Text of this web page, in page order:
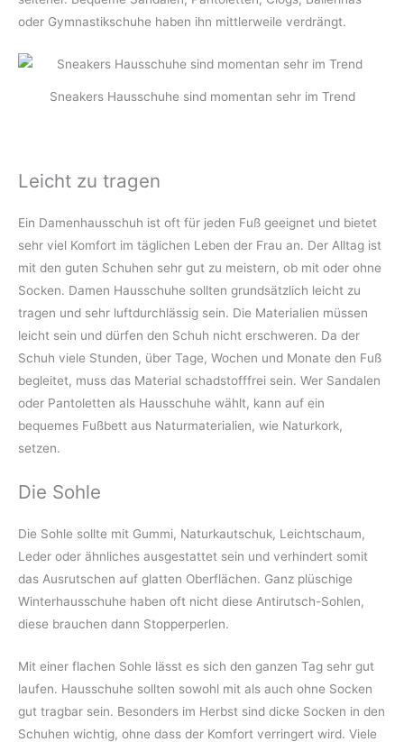
oder Gymnastikschuhe haben ihn mittlerweile verdrängt.
Sneakers Hausschuhe sind momentan sehr im Trend
Leicht zu tragen
Ein Damenhausschuh ist oft für jeden Fuß geeignet und bietet
sehr viel Komfort im täglichen Leben der Frau an. Der Alltag ist
mit den guten Schuhen sehr gut zu meistern, ob mit oder ohne
Socken. Damen Hausschuhe sollten grundsätzlich leicht zu
tragen und sehr luftdurchlässig sein. Die Materialien müssen
leicht sein und dürfen den Schuh nicht erschweren. Da der
Schuh viele Stunden, über Tage, Wochen und Monate den Fuß
begleitet, muss das Material schadstofffrei sein. Wer Sandalen
oder Pantoletten als Hausschuhe wählt, kann auf ein
bequemes Fußbett aus Naturmaterialien, wie Naturkork,
setzen.
Die Sohle
Die Sohle sollte mit Gummi, Naturkautschuk, Leichtschaum,
Leder oder ähnliches ausgestattet sein und verhindert somit
das Ausrutschen auf glatten Oberflächen. Ganz plüschige
Winterhausschuhe haben oft nicht diese Antirutsch-Sohlen,
diese brauchen dann Stopperperlen.
Mit einer flachen Sohle lässt es sich den ganzen Tag sehr gut
laufen. Hausschuhe sollten sowohl mit als auch ohne Socken
gut tragbar sein. Besonders im Herbst sind dicke Socken in den
Schuhen wichtig, ohne dass der Komfort verringert wird. Viele